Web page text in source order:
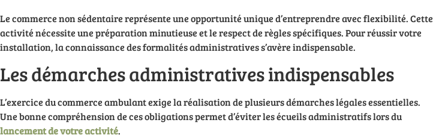
Le commerce non sédentaire représente une opportunité unique d’entreprendre avec flexibilité. Cette
activité nécessite une préparation minutieuse et le respect de règles spécifiques. Pour réussir votre
installation, la connaissance des formalités administratives s’avère indispensable.
Les démarches administratives indispensables
L’exercice du commerce ambulant exige la réalisation de plusieurs démarches légales essentielles.
Une bonne compréhension de ces obligations permet d’éviter les écueils administratifs lors du
lancement de votre activité.